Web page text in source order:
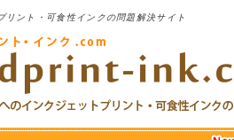
リント・可食性インクの問題解決サイト